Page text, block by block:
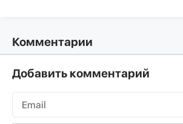
Комментарии
Добавить комментарий